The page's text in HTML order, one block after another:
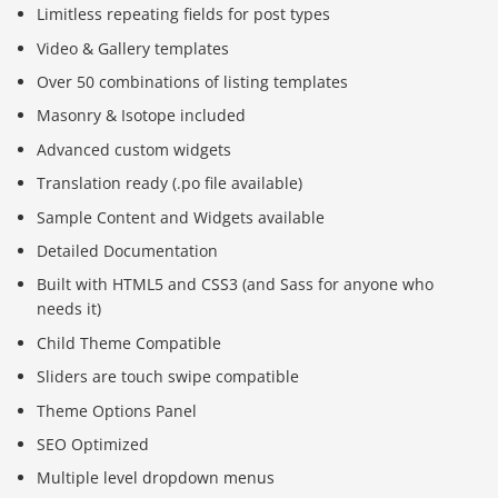
Limitless repeating fields for post types
Video & Gallery templates
Over 50 combinations of listing templates
Masonry & Isotope included
Advanced custom widgets
Translation ready (.po file available)
Sample Content and Widgets available
Detailed Documentation
Built with HTML5 and CSS3 (and Sass for anyone who
needs it)
Child Theme Compatible
Sliders are touch swipe compatible
Theme Options Panel
SEO Optimized
Multiple level dropdown menus